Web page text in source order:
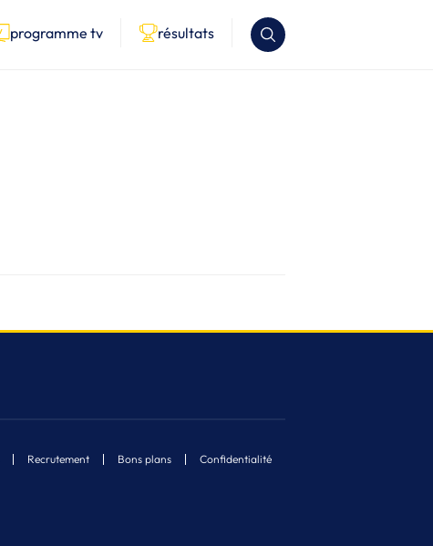
programme tv résultats
Recrutement Bons plans Confidentialité